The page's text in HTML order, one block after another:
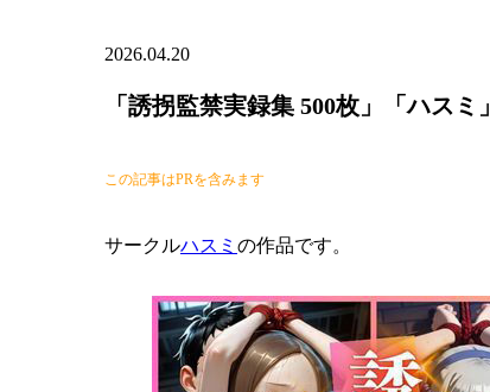
2026.04.20
「誘拐監禁実録集 500枚」「ハスミ」
この記事はPRを含みます
サークルハスミ の作品です。